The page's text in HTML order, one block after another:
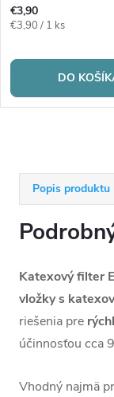
Popis produktu
Katexový filter
vložky s
riešenia pre
účinnosťou cca
Vhodný najmä
€3,90
Jednotková
€3,90 / 1 ks
DO